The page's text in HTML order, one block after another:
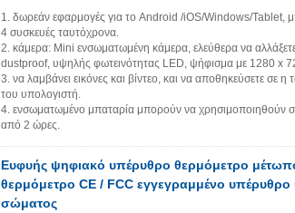
1. δωρεάν εφαρμογές για το Android /iOS/Windows/Tablet,
4 συσκευές ταυτόχρονα.
2. κάμερα: Mini ενσωματωμένη κάμερα, ελεύθερα να
dustproof, υψηλής φωτεινότητας LED, ψήφισμα με 1280 x
3. να λαμβάνει εικόνες και βίντεο, και να αποθηκεύσετε σε η
του υπολογιστή.
4. ενσωματωμένο μπαταρία μπορούν να χρησιμοποιηθούν
από 2 ώρες.
Ευφυής ψηφιακό υπέρυθρο θερμόμετρο
θερμόμετρο CE / FCC εγγεγραμμένο υπέρυθρο
σώματος